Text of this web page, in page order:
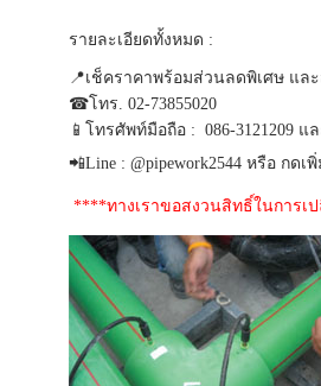
รายละเอียดทั้งหมด :
📍เช็คราคาพร้อมส่วนลดพิเศษ แล
☎โทร. 02-73855020
📱โทรศัพท์มือถือ :  086-3121209 แล
📲Line : @pipework2544 หรือ กดเ
****ทางเราขอสงวนสิทธิ์ในการเ